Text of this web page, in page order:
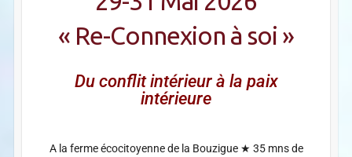
« Re-Connexion à soi »
Du conflit intérieur à la paix
intérieure
A la ferme écocitoyenne de la Bouzigue ★ 35 mns de